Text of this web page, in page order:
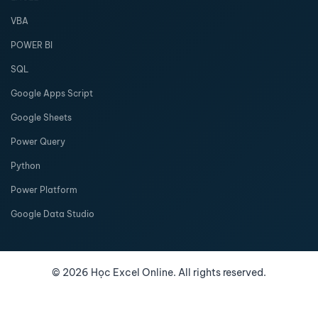
VBA
POWER BI
SQL
Google Apps Script
Google Sheets
Power Query
Python
Power Platform
Google Data Studio
© 2026 Học Excel Online. All rights reserved.